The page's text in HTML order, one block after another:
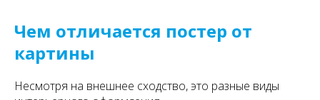
Чем отличается постер от
картины
Несмотря на внешнее сходство, это разные виды